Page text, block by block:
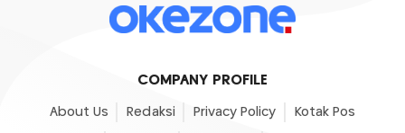
COMPANY PROFILE
About Us Redaksi Privacy Policy Kotak Pos